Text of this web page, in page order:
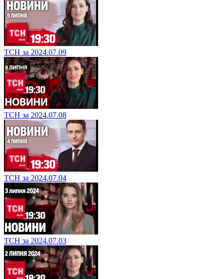
ТСН за 2024.07.09
ТСН за 2024.07.08
ТСН за 2024.07.04
ТСН за 2024.07.03